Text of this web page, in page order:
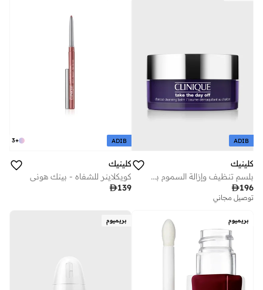
ADIB
كلينيك
بلسم تنظيف وإزالة السموم بالفحم من تيك ذا داي أوف، 125 مل
196
توصيل مجاني
+
3 ADIB
كلينيك
كويكلاينر للشفاه - بينك هوني
139
بريميوم بريميوم